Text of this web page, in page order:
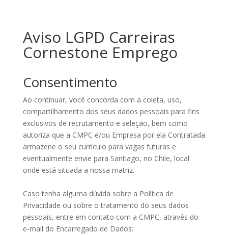
Aviso LGPD Carreiras
Cornestone Emprego
Consentimento
Ao continuar, você concorda com a coleta, uso,
compartilhamento dos seus dados pessoais para fins
exclusivos de recrutamento e seleção, bem como
autoriza que a CMPC e/ou Empresa por ela Contratada
armazene o seu currículo para vagas futuras e
eventualmente envie para Santiago, no Chile, local
onde está situada a nossa matriz.
Caso tenha alguma dúvida sobre a Política de
Privacidade ou sobre o tratamento do seus dados
pessoais, entre em contato com a CMPC, através do
e-mail do Encarregado de Dados: